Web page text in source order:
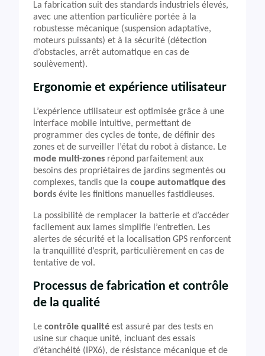
La fabrication suit des standards industriels élevés,
avec une attention particulière portée à la
robustesse mécanique (suspension adaptative,
moteurs puissants) et à la sécurité (détection
d’obstacles, arrêt automatique en cas de
soulèvement).
Ergonomie et expérience utilisateur
L’expérience utilisateur est optimisée grâce à une
interface mobile intuitive, permettant de
programmer des cycles de tonte, de définir des
zones et de surveiller l’état du robot à distance. Le
mode multi-zones répond parfaitement aux
besoins des propriétaires de jardins segmentés ou
complexes, tandis que la coupe automatique des
bords évite les finitions manuelles fastidieuses.
La possibilité de remplacer la batterie et d’accéder
facilement aux lames simplifie l’entretien. Les
alertes de sécurité et la localisation GPS renforcent
la tranquillité d’esprit, particulièrement en cas de
tentative de vol.
Processus de fabrication et contrôle
de la qualité
Le contrôle qualité est assuré par des tests en
usine sur chaque unité, incluant des essais
d’étanchéité (IPX6), de résistance mécanique et de